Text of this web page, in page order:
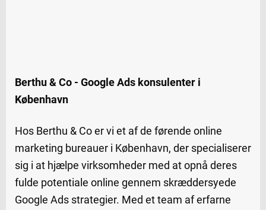
Berthu & Co - Google Ads konsulenter i
København
Hos Berthu & Co er vi et af de førende online
marketing bureauer i København, der specialiserer
sig i at hjælpe virksomheder med at opnå deres
fulde potentiale online gennem skræddersyede
Google Ads strategier. Med et team af erfarne